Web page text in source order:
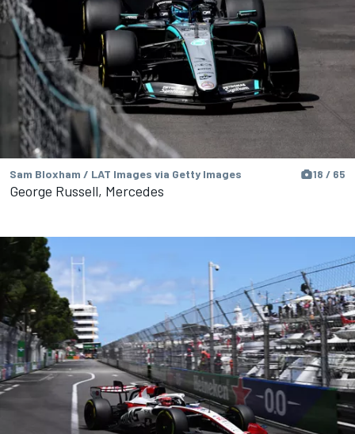
Sam Bloxham / LAT Images via Getty Images 18 / 65
George Russell, Mercedes